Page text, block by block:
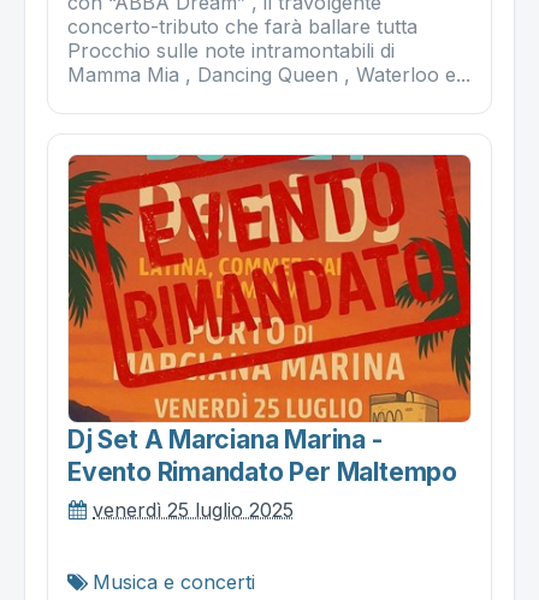
concerto-tributo che farà ballare tutta
Procchio sulle note intramontabili di
Mamma Mia , Dancing Queen , Waterloo e...
Dj Set A Marciana Marina -
Evento Rimandato Per Maltempo
venerdì 25 luglio 2025
Musica e concerti